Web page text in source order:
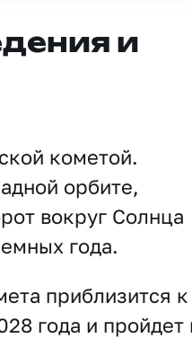
и
кометой.
орбите,
вокруг Солнца
года.
приблизится к
года и пройдет